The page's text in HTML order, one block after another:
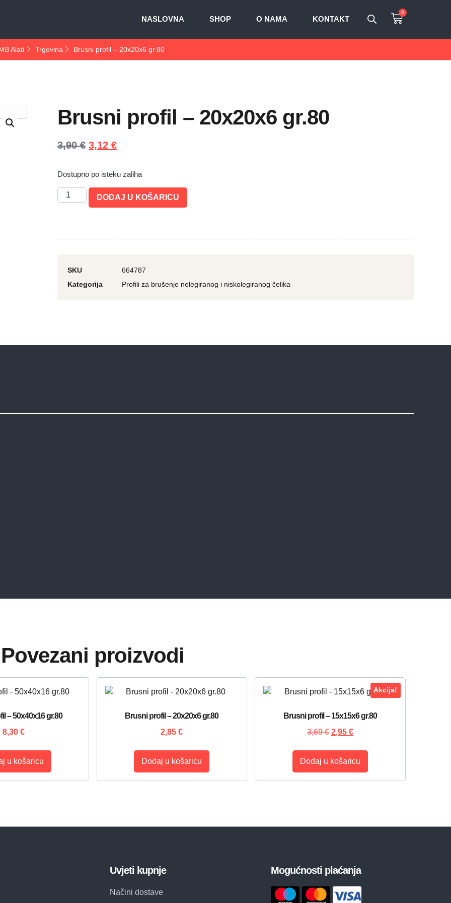
NASLOVNA SHOP O NAMA KONTAKT
0
Alati Trgovina Brusni profil – 20x20x6 gr.80
Brusni profil – 20x20x6 gr.80
3,90€ 3,12 €
Dostupno po isteku zaliha
DODAJ U KOŠARICU
SKU
664787
Kategorija
Profili za brušenje nelegiranog i niskolegiranog čelika
Povezani proizvodi
– 50x40x16 gr.80
8,30 €
u košaricu
Brusni profil – 20x20x6 gr.80
2,85€
Dodaj u košaricu
Akcija!
Brusni profil – 15x15x6 gr.80
3,69€ 2,95€
Dodaj u košaricu
Uvjeti kupnje
Načini dostave
Mogućnosti plaćanja